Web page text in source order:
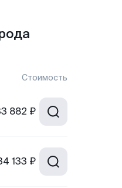
Стоимость
882 ₽
133 ₽